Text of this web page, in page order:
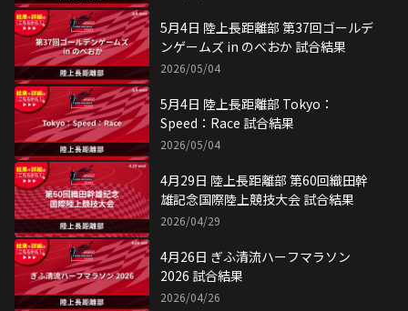
5月4日 陸上長距離部 第37回ゴールデ
ンゲームズ in のべおか 試合結果
2026/05/04
5月4日 陸上長距離部 Tokyo：
Speed：Race 試合結果
2026/05/04
4月29日 陸上長距離部 第60回織田幹
雄記念国際陸上競技大会 試合結果
2026/04/29
4月26日 ぎふ清流ハーフマラソン
2026 試合結果
2026/04/26